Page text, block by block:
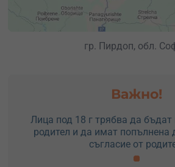
гр. Пирдоп, обл.
Важно!
Лица под 18 г трябва да
родител и да имат попълнена
съгласие от